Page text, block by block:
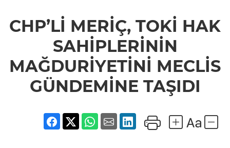
MAĞDURİYETİNİ
MECLİS
GÜNDEMİNE
TAŞIDI
CHP’Lİ MERİÇ, TOKİ HAK
SAHİPLERİNİN
MAĞDURİYETİNİ MECLİS
GÜNDEMİNE TAŞIDI